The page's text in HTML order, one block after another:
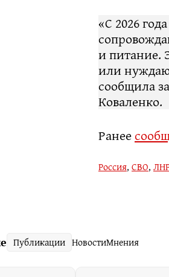
«С 2026
и питание.
или
сообщила
Коваленко.
Ранее
Россия, СВО,
Публикации НовостиМнения